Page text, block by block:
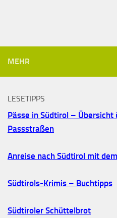
MEHR
LESETIPPS
Pässe in Südtirol –
Passstraßen
Anreise nach Südtirol mit
Südtirols-Krimis – Buchtipps
Südtiroler Schüttelbrot